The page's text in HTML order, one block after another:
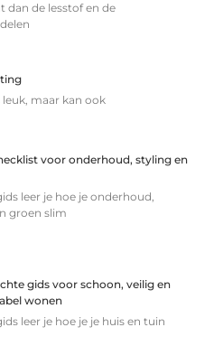
dan de lesstof en de
maar kan ook
voor onderhoud, styling en
leer je hoe je onderhoud,
groen slim
gids voor schoon, veilig en
wonen
leer je hoe je je huis en tuin